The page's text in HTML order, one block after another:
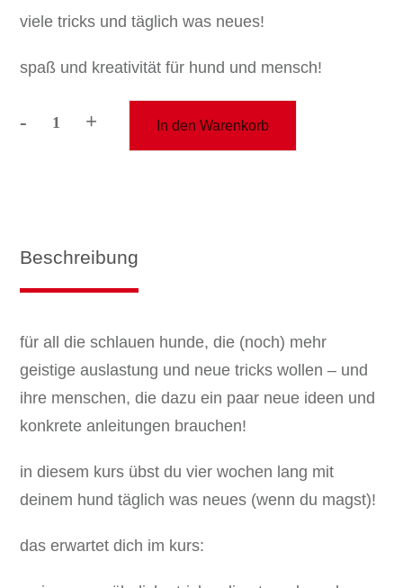
viele tricks und täglich was neues!
spaß und kreativität für hund und mensch!
-kurs:
+ In den Warenkorb
Beschreibung
für all die schlauen hunde, die (noch) mehr
geistige auslastung und neue tricks wollen – und
ihre menschen, die dazu ein paar neue ideen und
konkrete anleitungen brauchen!
in diesem kurs übst du vier wochen lang mit
deinem hund täglich was neues (wenn du magst)!
das erwartet dich im kurs: